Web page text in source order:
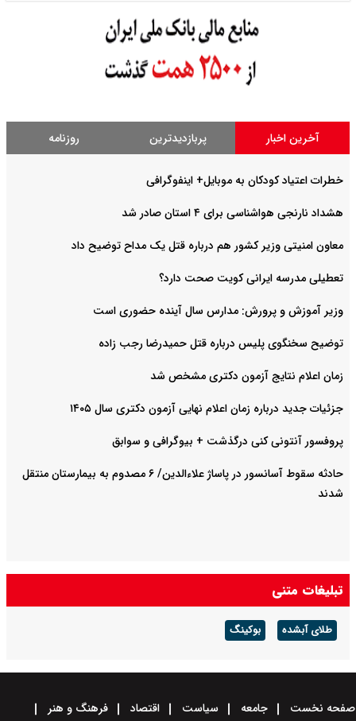
آخرین اخبار پربازدیدترین روزنامه
خطرات اعتیاد کودکان به موبایل+ اینفوگرافی
هشداد نارنجی هواشناسی برای ۴ استان صادر شد
معاون امنیتی وزیر کشور هم درباره قتل یک مداح توضیح داد
تعطیلی مدرسه ایرانی کویت صحت دارد؟
وزیر آموزش و پرورش: مدارس سال آینده حضوری است
توضیح سخنگوی پلیس درباره قتل حمیدرضا رجب زاده
زمان اعلام نتایج آزمون دکتری مشخص شد
جزئیات جدید درباره زمان اعلام نهایی آزمون دکتری سال ۱۴۰۵
پروفسور آنتونی کنی درگذشت + بیوگرافی و سوابق
حادثه سقوط آسانسور در پاساژ علاءالدین/ ۶ مصدوم به بیمارستان منتقل
شدند
تبلیغات متنی
طلای آبشده بوکینگ
صفحه نخست جامعه سیاست اقتصاد
فرهنگ و هنر